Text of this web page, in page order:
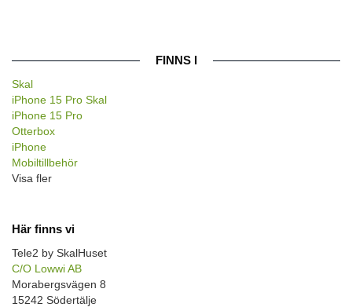
FINNS I
Skal
iPhone 15 Pro Skal
iPhone 15 Pro
Otterbox
iPhone
Mobiltillbehör
Visa fler
Här finns vi
Tele2 by SkalHuset
C/O Lowwi AB
Morabergsvägen 8
15242 Södertälje